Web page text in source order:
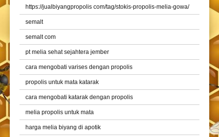
https://jualbiyangpropolis com/tag/stokis-propolis-melia-gowa/
semalt
semalt com
pt melia sehat sejahtera jember
cara mengobati varises dengan propolis
propolis untuk mata katarak
cara mengobati katarak dengan propolis
melia propolis untuk mata
harga melia biyang di apotik